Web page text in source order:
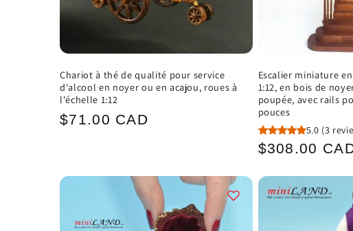
Chariot à thé de qualité pour service
d'alcool en noyer ou en acajou, roues à
l'échelle 1:12
Prix
$71.00 CAD
Escalier miniature
1:12, en bois de
poupée, avec rails
pouces
5.0 (3
Prix
$308.00